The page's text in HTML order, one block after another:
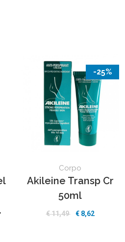
-25%
Corpo
Akileine Transp Cr
50ml
€11,49 € 8,62